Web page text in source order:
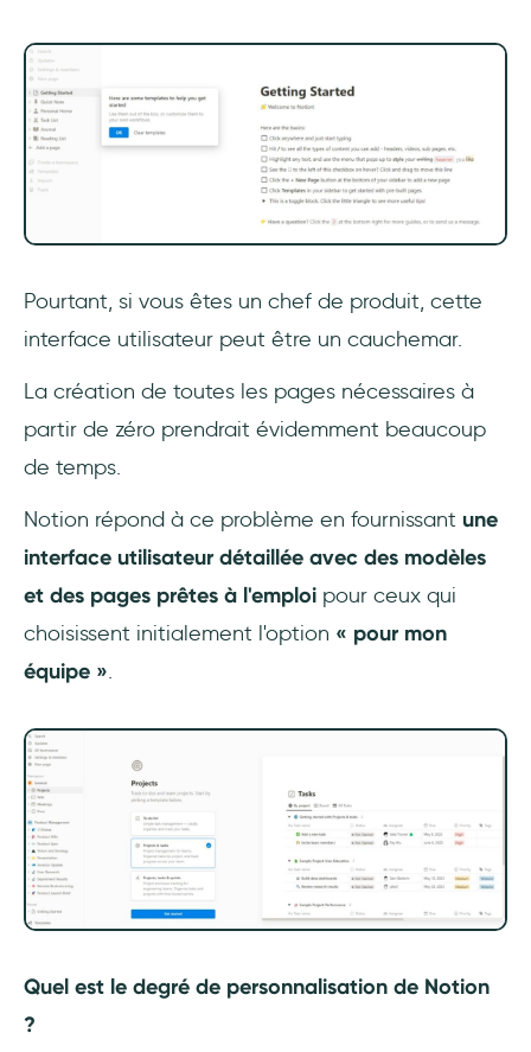
Pourtant, si vous êtes un chef de produit, cette
interface utilisateur peut être un cauchemar.
La création de toutes les pages nécessaires à
partir de zéro prendrait évidemment beaucoup
de temps.
Notion répond à ce problème en fournissant une
interface utilisateur détaillée avec des modèles
et des pages prêtes à l'emploi pour ceux qui
choisissent initialement l'option « pour mon
équipe ».
Quel est le degré de personnalisation de Notion
?